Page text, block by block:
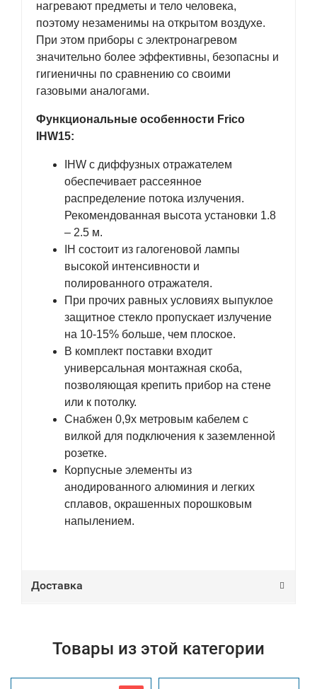
нагревают предметы и тело человека,
поэтому незаменимы на открытом воздухе.
При этом приборы с электронагревом
значительно более эффективны, безопасны и
гигиеничны по сравнению со своими
газовыми аналогами.
Функциональные особенности Frico
IHW15:
IHW с диффузных отражателем
обеспечивает рассеянное
распределение потока излучения.
Рекомендованная высота установки 1.8
– 2.5 м.
IH состоит из галогеновой лампы
высокой интенсивности и
полированного отражателя.
При прочих равных условиях выпуклое
защитное стекло пропускает излучение
на 10-15% больше, чем плоское.
В комплект поставки входит
универсальная монтажная скоба,
позволяющая крепить прибор на стене
или к потолку.
Снабжен 0,9х метровым кабелем с
вилкой для подключения к заземленной
розетке.
Корпусные элементы из
анодированного алюминия и легких
сплавов, окрашенных порошковым
напылением.
Доставка
Товары из этой категории